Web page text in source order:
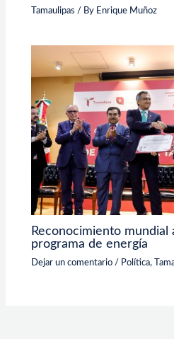
Tamaulipas / By Enrique Muñoz
Reconocimiento mundial
programa de energía
Dejar un comentario / Política,